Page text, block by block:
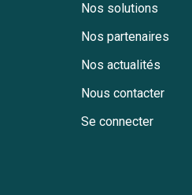
Nos solutions
Nos partenaires
Nos actualités
Nous contacter
Se connecter